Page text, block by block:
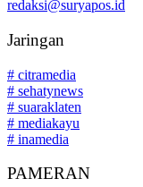
redaksi@suryapos.id
Jaringan
# citramedia
# sehatynews
# suaraklaten
# mediakayu
# inamedia
PAMERAN